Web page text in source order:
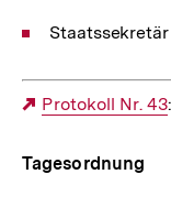
Staatssekretär
Externer
Protokoll Nr. 43
Tagesordnung